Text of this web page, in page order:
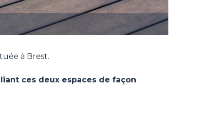
à Brest.
ces deux espaces de façon